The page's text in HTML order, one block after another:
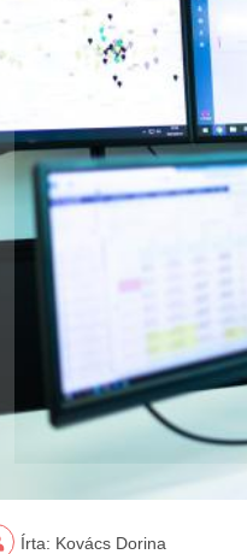
Írta: Kovács Dorina